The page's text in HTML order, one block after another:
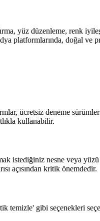
yüz düzenleme, renk
platformlarında, doğal ve
ücretsiz deneme
kullanabilir.
istediğiniz nesne veya
açısından kritik önemdedir.
temizle' gibi seçenekleri